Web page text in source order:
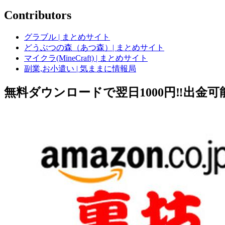
Contributors
グラブル | まとめサイト
どうぶつの森（あつ森）| まとめサイト
マイクラ(MineCraft) | まとめサイト
副業,お小遣い | 気ままに情報局
無料ダウンロードで翌日1000円‼️出金可